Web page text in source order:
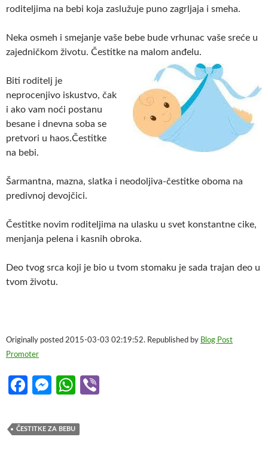
roditeljima na bebi koja zaslužuje puno zagrljaja i smeha.
Neka osmeh i smejanje vaše bebe bude vrhunac vaše sreće u
zajedničkom životu. Čestitke na malom anđelu.
Biti roditelj je
neprocenjivo iskustvo, čak
i ako vam noći postanu
besane i dnevna soba se
pretvori u haos.Čestitke
na bebi.
Šarmantna, mazna, slatka i neodoljiva-čestitke oboma na
predivnoj devojčici.
Čestitke novim roditeljima na ulasku u svet konstantne cike,
menjanja pelena i kasnih obroka.
Deo tvog srca koji je bio u tvom stomaku je sada trajan deo u
tvom životu.
Originally posted 2015-03-03 02:19:52. Republished by Blog Post
Promoter
Fa
b
M
se
W
at
ČESTITKE ZA BEBU